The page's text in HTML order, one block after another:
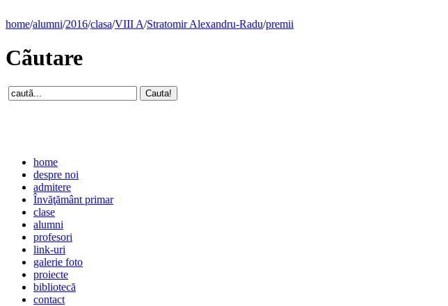
home/alumni/2016/clasa/VIII A/Stratomir Alexandru-Radu/premii
Cãutare
home
despre noi
admitere
Învăţământ primar
clase
alumni
profesori
link-uri
galerie foto
proiecte
bibliotecă
contact